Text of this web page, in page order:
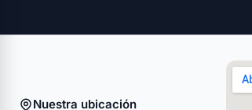
Nuestra ubicación